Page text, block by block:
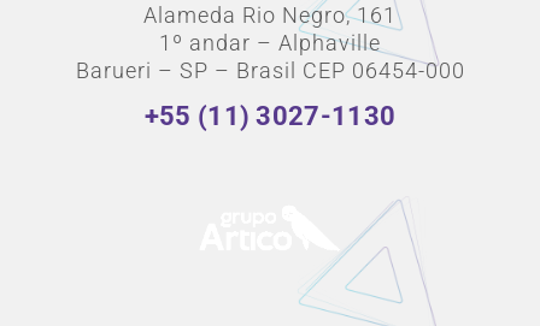
Alameda Rio Negro, 161
1º andar – Alphaville
Barueri – SP – Brasil CEP 06454-000
+55 (11) 3027-1130